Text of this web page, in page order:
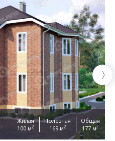
Жилая
100 м2
Полезная
169 м2
Общая
177 м2